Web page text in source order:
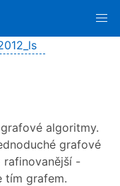
algoritmy.
grafové
rafinovanější -
tím grafem.